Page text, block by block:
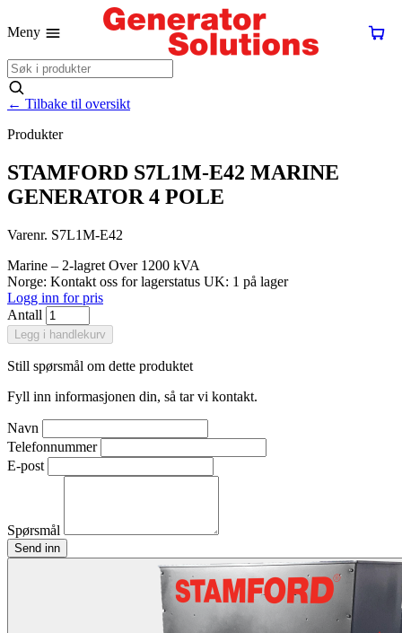
Meny
← Tilbake til oversikt
Produkter
STAMFORD S7L1M-E42 MARINE
GENERATOR 4 POLE
Varenr. S7L1M-E42
Marine – 2-lagret Over 1200 kVA
Norge: Kontakt oss for lagerstatus UK: 1 på lager
Logg inn for pris
Antall
Legg i handlekurv
Still spørsmål om dette produktet
Fyll inn informasjonen din, så tar vi kontakt.
Navn
Telefonnummer
E-post
Spørsmål
Send inn